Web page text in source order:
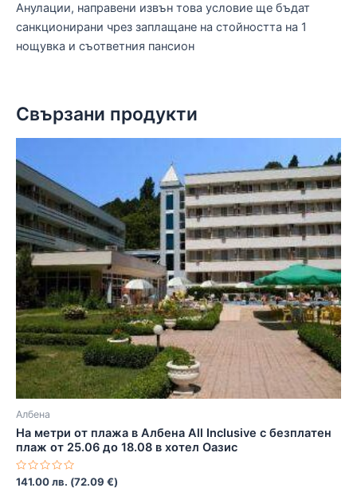
Анулации, направени извън това условие ще бъдат
санкционирани чрез заплащане на стойността на 1
нощувка и съответния пансион
Свързани продукти
Албена
На метри от плажа в Албена All Inclusive с безплатен
плаж от 25.06 до 18.08 в хотел Оазис
Оценено
с
141.00лв. (72.09 €)